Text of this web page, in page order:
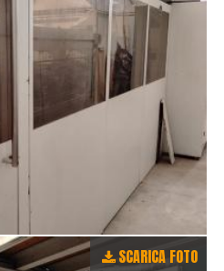
SCARICA FOTO